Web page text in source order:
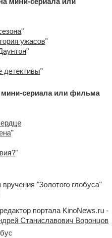
"
ужасов"
"
детективы"
мини-сериала или фильма
"
"
"Золотого глобуса"
портала KinoNews.ru -
Станиславович Воронцов